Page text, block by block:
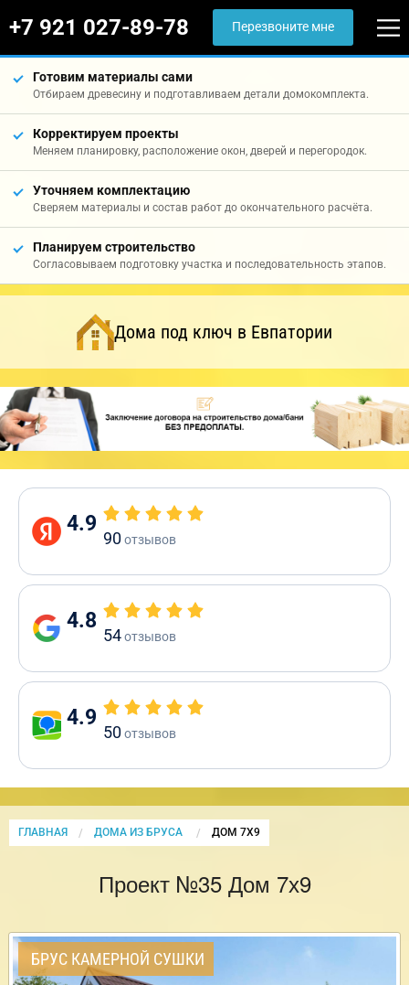
+7 921 027-89-78 Перезвоните мне
Готовим материалы сами
Отбираем древесину и подготавливаем детали домокомплекта.
Корректируем проекты
Меняем планировку, расположение окон, дверей и перегородок.
Уточняем комплектацию
Сверяем материалы и состав работ до окончательного расчёта.
Планируем строительство
Согласовываем подготовку участка и последовательность этапов.
Дома под ключ в Евпатории
4.9
90отзывов
4.8
54отзывов
4.9
50отзывов
ГЛАВНАЯ ДОМА ИЗ БРУСА CURRENT:
ДОМ 7Х9
Проект №35 Дом 7х9
БРУС КАМЕРНОЙ СУШКИ